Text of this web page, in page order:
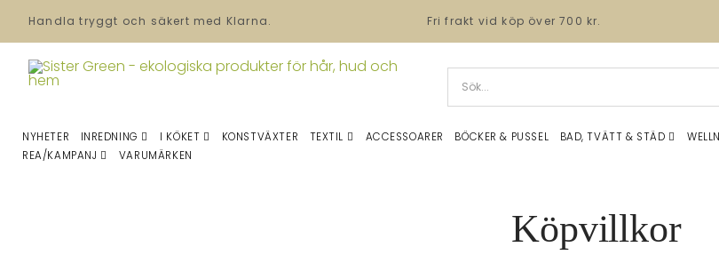
Handla tryggt och säkert med Klarna. Fri frakt vid köp över 700 kr.
NYHETER INREDNING I KÖKET KONSTVÄXTER TEXTIL ACCESSOARER BÖCKER & PUSSEL BAD, TVÄTT & STÄD
REA/KAMPANJ
VARUMÄRKEN
Köpvillkor